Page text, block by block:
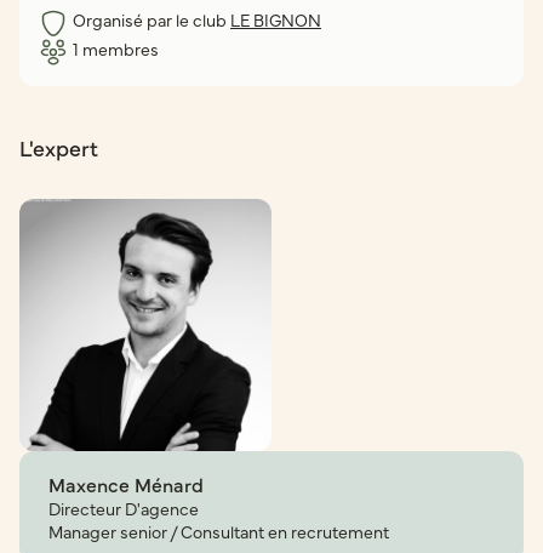
Organisé par le club LE BIGNON
1 membres
L'expert
Maxence Ménard
Directeur D'agence
Manager senior / Consultant en recrutement